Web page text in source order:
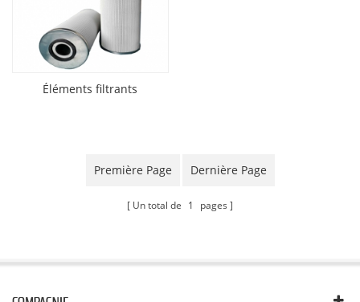
Éléments filtrants
Première Page Dernière Page
Un total de 1 pages